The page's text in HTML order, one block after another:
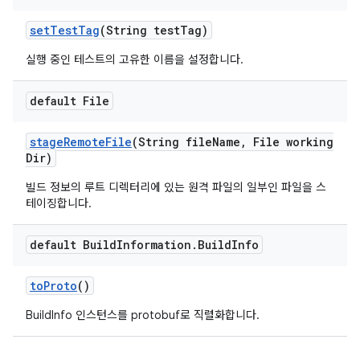
setTestTag(String testTag)
실행 중인 테스트의 고유한 이름을 설정합니다.
default File
stageRemoteFile(String fileName ,
File working
Dir)
빌드 정보의 루트 디렉터리에 있는 원격 파일의 일부인 파일을 스
테이징합니다.
default BuildInformation . BuildInfo
toProto()
BuildInfo 인스턴스를 protobuf로 직렬화합니다.